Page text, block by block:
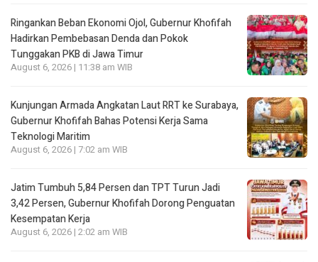
Ringankan Beban Ekonomi Ojol, Gubernur Khofifah
Hadirkan Pembebasan Denda dan Pokok
Tunggakan PKB di Jawa Timur
August 6, 2026 | 11:38 am WIB
Kunjungan Armada Angkatan Laut RRT ke Surabaya,
Gubernur Khofifah Bahas Potensi Kerja Sama
Teknologi Maritim
August 6, 2026 | 7:02 am WIB
Jatim Tumbuh 5,84 Persen dan TPT Turun Jadi
3,42 Persen, Gubernur Khofifah Dorong Penguatan
Kesempatan Kerja
August 6, 2026 | 2:02 am WIB